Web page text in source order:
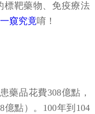
標靶藥物、免疫療法
窺究竟唷！
藥品花費308億點，
億點）。100年到104